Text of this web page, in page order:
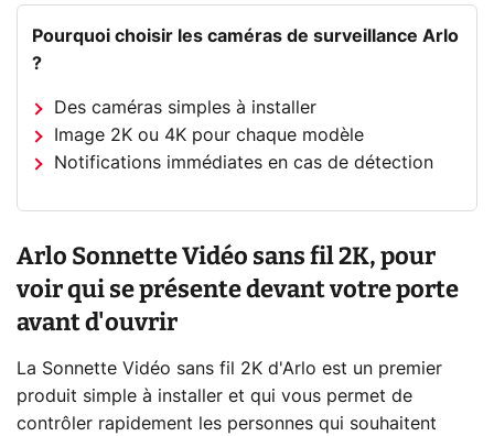
Pourquoi choisir les caméras de surveillance Arlo
?
Des caméras simples à installer
Image 2K ou 4K pour chaque modèle
Notifications immédiates en cas de détection
Arlo Sonnette Vidéo sans fil 2K, pour
voir qui se présente devant votre porte
avant d'ouvrir
La Sonnette Vidéo sans fil 2K d'Arlo est un premier
produit simple à installer et qui vous permet de
contrôler rapidement les personnes qui souhaitent